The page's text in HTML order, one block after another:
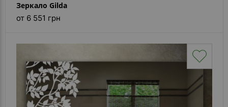
Зеркало Gilda
от 6 551 грн